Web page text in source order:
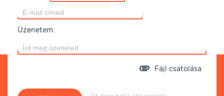
Üzenetem:
Fájl csatolása